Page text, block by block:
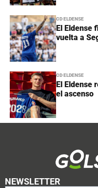
CD ELDENSE
El Eldense
vuelta a
CD ELDENSE
El Eldense
el ascenso
NEWSLETTER